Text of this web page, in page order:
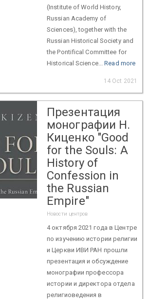
(Institute of World History,
Russian Academy of
Sciences), together with the
Russian Historical Society and
the Pontifical Committee for
Historical Science...Read more
14 Oct 2021
Презентация
монографии Н.
Киценко "Good
for the Souls: A
History of
Confession in
the Russian
Empire"
Новости центров
4 октября 2021 года в Центре
по изучению истории религии
и Церкви ИВИ РАН прошли
презентация и обсуждение
монографии профессора
истории и директора отдела
религиоведения в